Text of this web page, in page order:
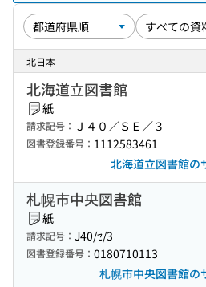
北日本
北海道立図書館
紙
請求記号： Ｊ４０／ＳＥ／３
図書登録番号： 1112583461
北海道立図書館の
札幌市中央図書館
紙
請求記号： J40/ｾ/3
図書登録番号： 0180710113
札幌市中央図書館の